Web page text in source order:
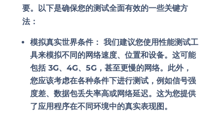
要。以下是确保您的测试全面有效的一些关键方
法：
模拟真实世界条件： 我们建议您使用性能测试工
具来模拟不同的网络速度、位置和设备。这可能
包括 3G、4G、5G，甚至更慢的网络。此外，
您应该考虑在各种条件下进行测试，例如信号强
度差、数据包丢失率高或网络延迟。这为您提供
了应用程序在不同环境中的真实表现图。